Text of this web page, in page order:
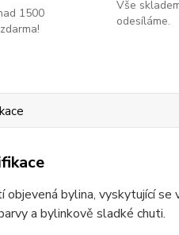
1500
Vše
odesíláme.
bylina, vyskytující se
a bylinkově sladké chuti.